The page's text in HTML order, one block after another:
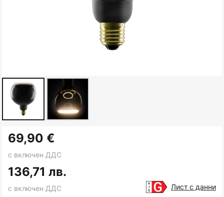
към
началото
на
галерия
със
69,90 €
136,71 лв.
с включен ДДС
с включен ДДС Лист с данни